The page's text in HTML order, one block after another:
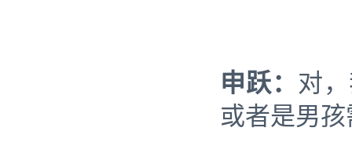
申跃： 对
或者是男